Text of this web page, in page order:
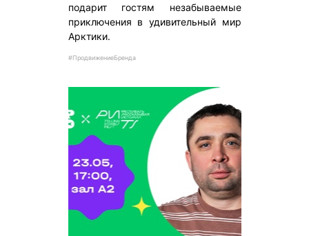
подарит гостям незабываемые
приключения в удивительный мир
Арктики.
#ПродвижениеБренда